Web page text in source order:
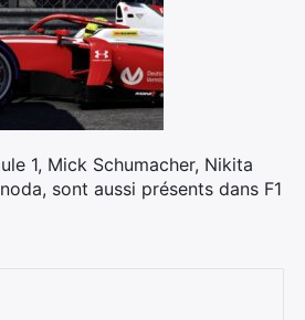
1, Mick Schumacher, Nikita
sont aussi présents dans F1